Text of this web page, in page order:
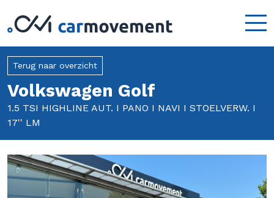
Volkswagen Golf
1.5 TSI HIGHLINE AUT. I PANO I NAVI I STOELVERW. I
17'' LM
Terug naar overzicht